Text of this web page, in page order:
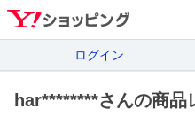
ログイン
har********さんの商品